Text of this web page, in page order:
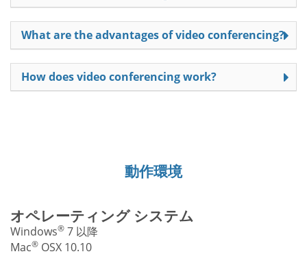
What are the advantages of video conferencing?
How does video conferencing work?
動作環境
オペレーティング システム
Windows® 7 以降
Mac® OSX 10.10